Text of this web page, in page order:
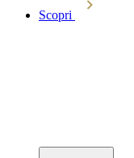
Scopri